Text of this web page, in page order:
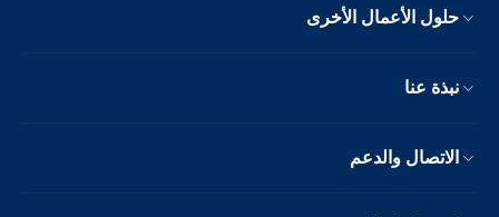
حلول الأعمال الأخرى
نبذة عنا
الاتصال والدعم